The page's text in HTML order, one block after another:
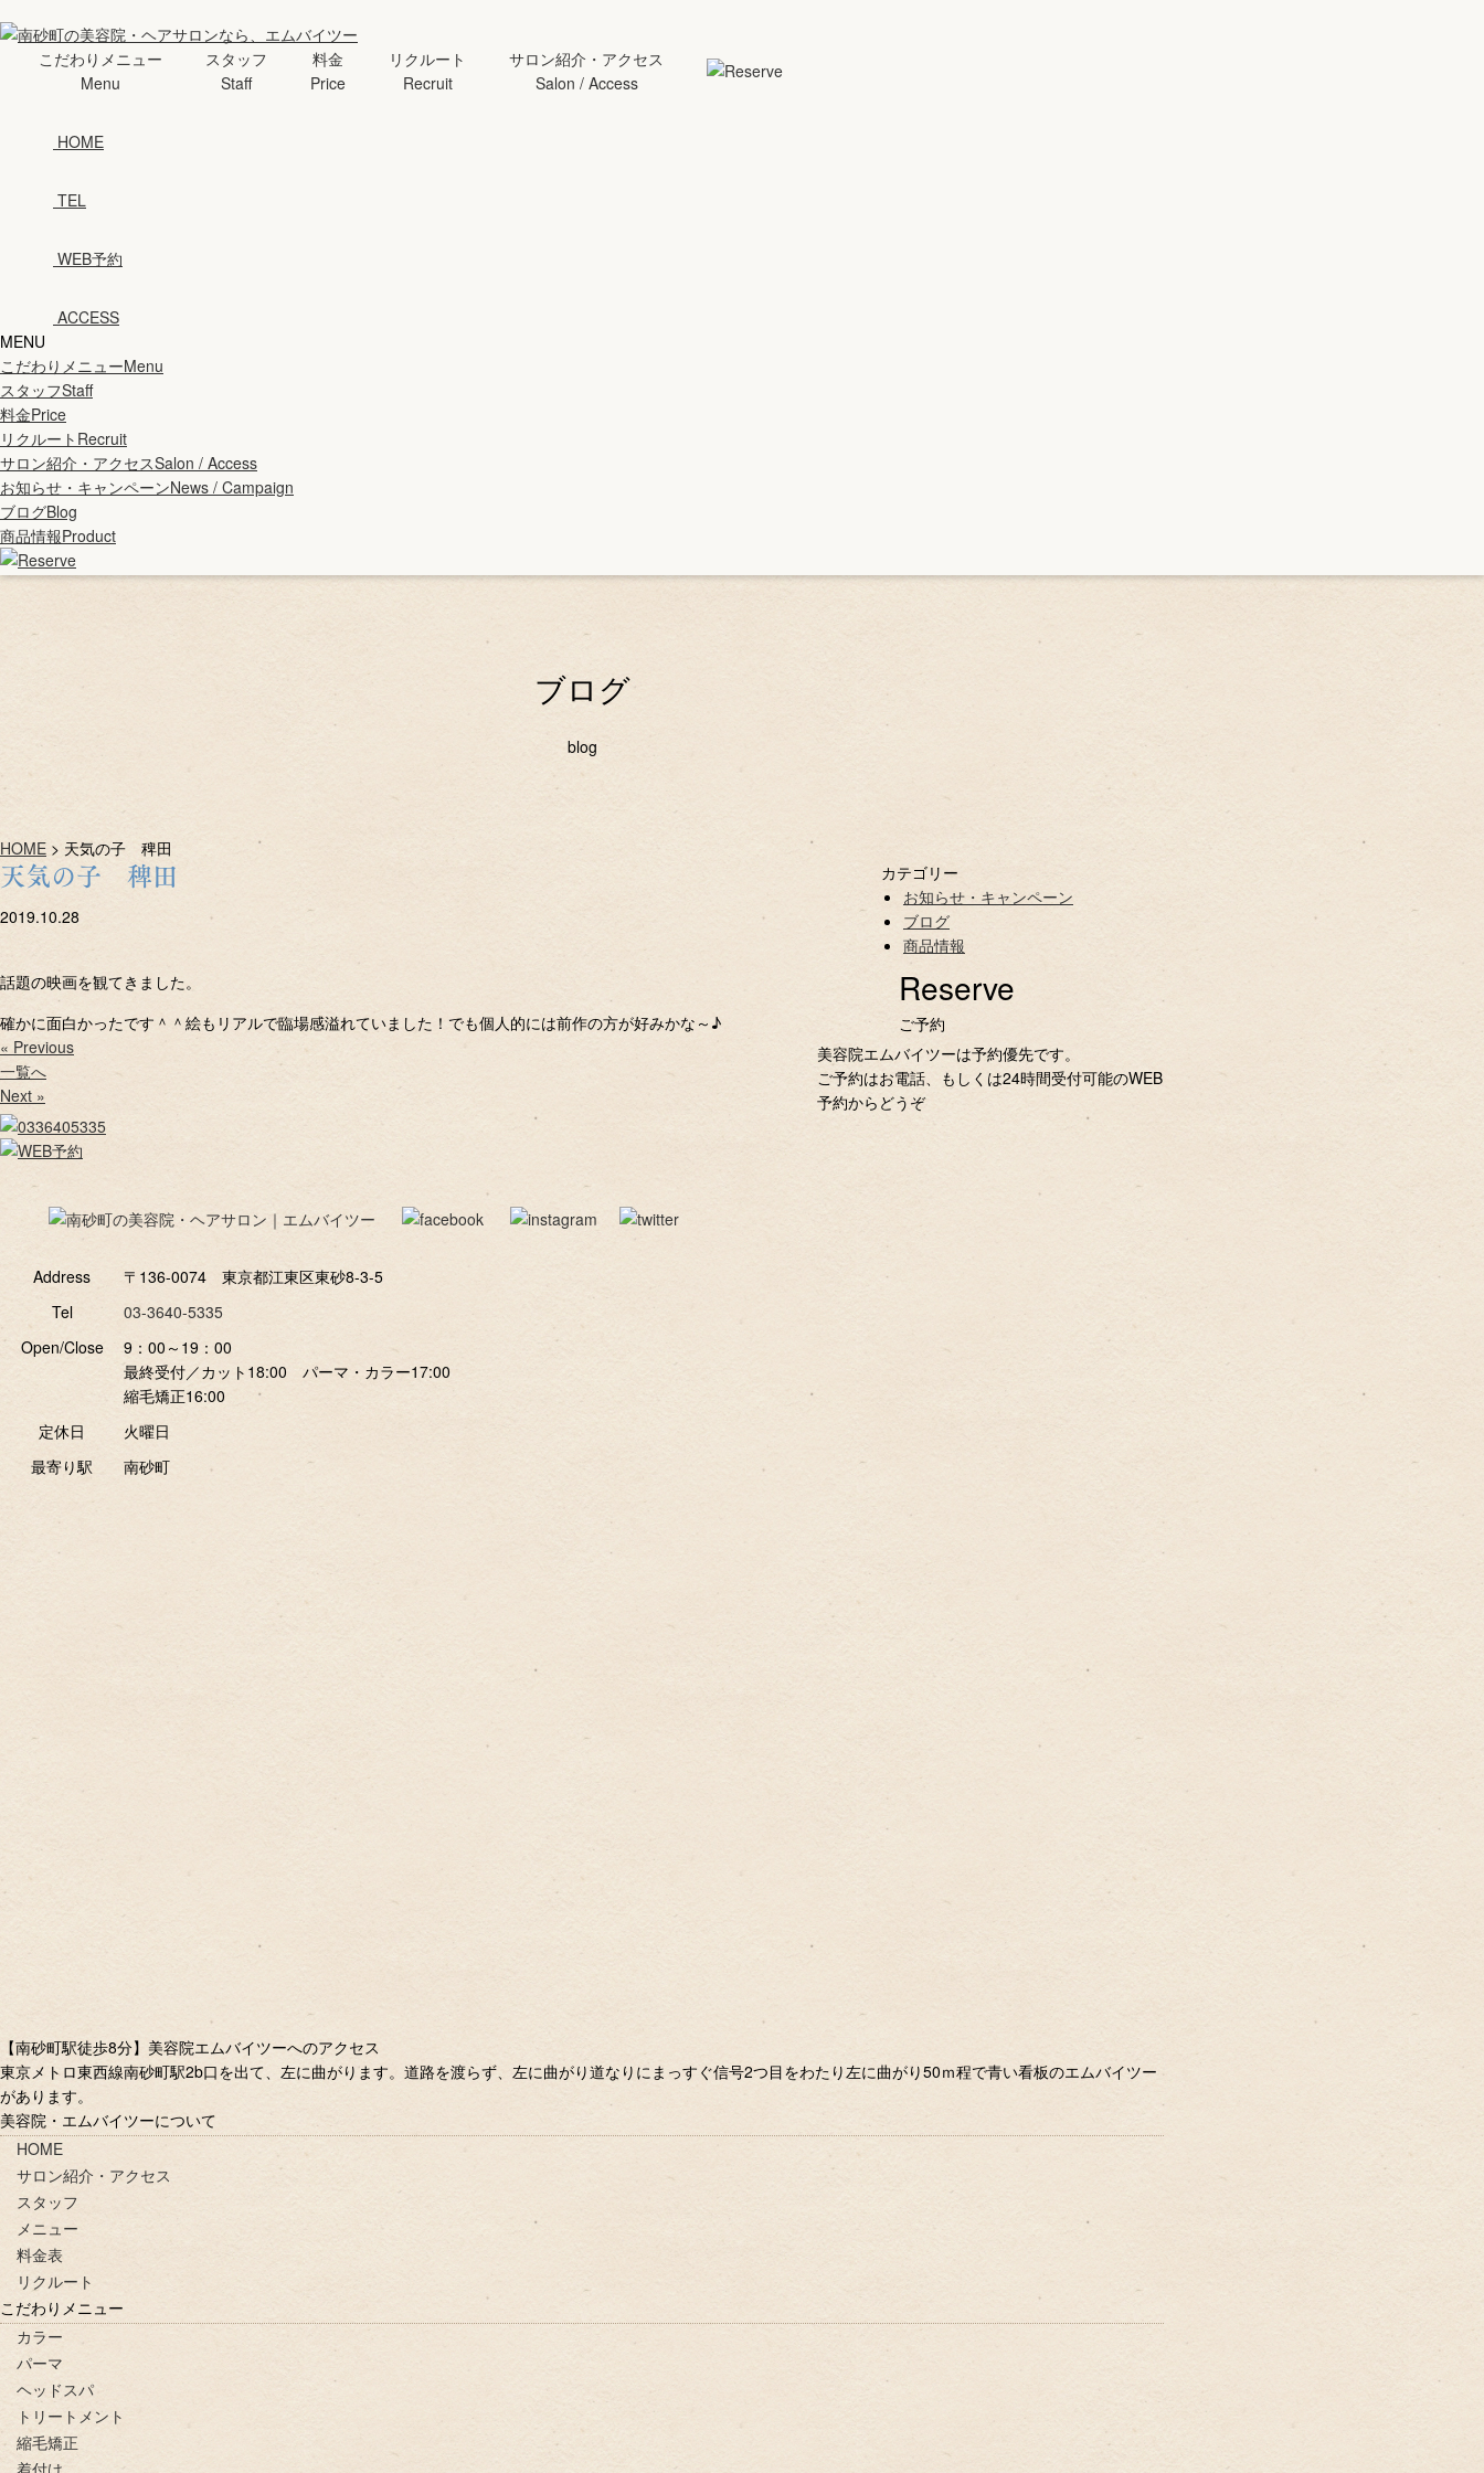
こだわりメニュー
Menu
スタッフ
Staff
料金
Price
リクルート
Recruit
サロン紹介・アクセス
Salon / Access
HOME
TEL
WEB予約
ACCESS
MENU
こだわりメニューMenu
スタッフStaff
料金Price
リクルート Recruit
サロン紹介・アクセスSalon / Access
お知らせ・キャンペーンNews / Campaign
ブログBlog
商品情報Product
ブログ
blog
HOME > 天気の子 稗田
天気の子 稗田
2019.10.28
話題の映画を観てきました。
確かに面白かったです＾＾絵もリアルで臨場感溢れていました！でも個人的には前作の方が好みかな～♪
« Previous
一覧へ
Next »
カテゴリー
お知らせ・キャンペーン
ブログ
商品情報
Reserve
ご予約
美容院エムバイツーは予約優先です。
ご予約はお電話、もしくは24時間受付可能のWEB
予約からどうぞ
Address
〒136-0074 東京都江東区東砂8-3-5
Tel
03-3640-5335
Open/Close
9：00～19：00
最終受付／カット18:00 パーマ・カラー17:00
縮毛矯正16:00
定休日
火曜日
最寄り駅
南砂町
【南砂町駅徒歩8分】美容院エムバイツーへのアクセス
東京メトロ東西線南砂町駅2b口を出て、左に曲がります。道路を渡らず、左に曲がり道なりにまっすぐ信号2つ目をわたり左に曲がり50ｍ程で青い看板のエムバイツー
があります。
美容院・エムバイツーについて
HOME
サロン紹介・アクセス
スタッフ
メニュー
料金表
リクルート
こだわりメニュー
カラー
パーマ
ヘッドスパ
トリートメント
縮毛矯正